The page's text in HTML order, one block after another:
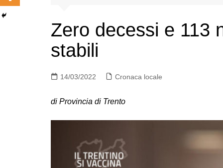
Zero decessi e 113
stabili
14/03/2022 Cronaca locale
di Provincia di Trento